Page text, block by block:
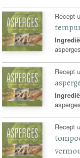
Recept
Recept
Recept